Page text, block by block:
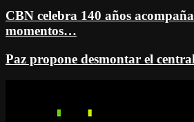
CBN celebra 140 años
momentos…
Paz propone desmontar el